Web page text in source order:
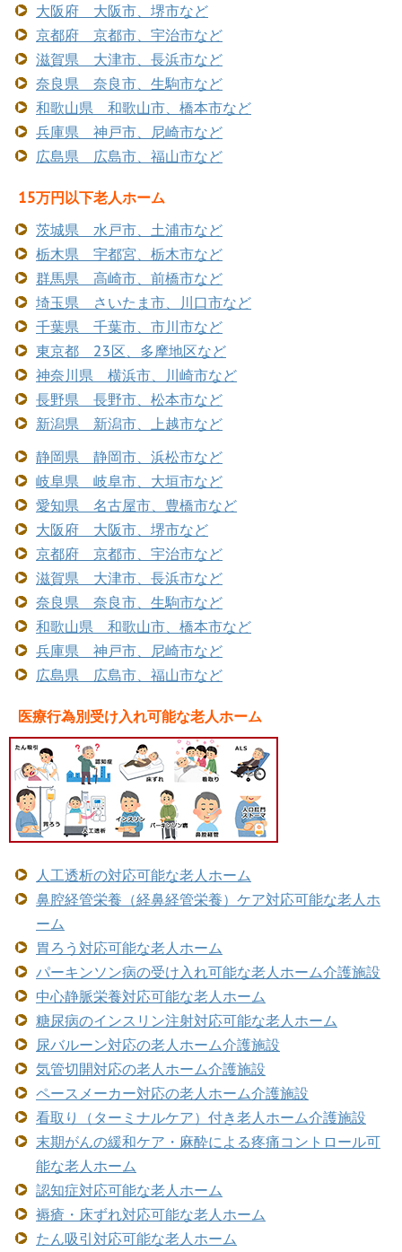
大阪府 大阪市、堺市など
京都府 京都市、宇治市など
滋賀県 大津市、長浜市など
奈良県 奈良市、生駒市など
和歌山県 和歌山市、橋本市など
兵庫県 神戸市、尼崎市など
広島県 広島市、福山市など
15万円以下老人ホーム
茨城県 水戸市、土浦市など
栃木県 宇都宮、栃木市など
群馬県 高崎市、前橋市など
埼玉県 さいたま市、川口市など
千葉県 千葉市、市川市など
東京都 23区、多摩地区など
神奈川県 横浜市、川崎市など
長野県 長野市、松本市など
新潟県 新潟市、上越市など
静岡県 静岡市、浜松市など
岐阜県 岐阜市、大垣市など
愛知県 名古屋市、豊橋市など
大阪府 大阪市、堺市など
京都府 京都市、宇治市など
滋賀県 大津市、長浜市など
奈良県 奈良市、生駒市など
和歌山県 和歌山市、橋本市など
兵庫県 神戸市、尼崎市など
広島県 広島市、福山市など
医療行為別受け入れ可能な老人ホーム
人工透析の対応可能な老人ホーム
鼻腔経管栄養（経鼻経管栄養）ケア対応可能な老人ホ
ーム
胃ろう対応可能な老人ホーム
パーキンソン病の受け入れ可能な老人ホーム介護施設
中心静脈栄養対応可能な老人ホーム
糖尿病のインスリン注射対応可能な老人ホーム
尿バルーン対応の老人ホーム介護施設
気管切開対応の老人ホーム介護施設
ペースメーカー対応の老人ホーム介護施設
看取り（ターミナルケア）付き老人ホーム介護施設
末期がんの緩和ケア・麻酔による疼痛コントロール可
能な老人ホーム
認知症対応可能な老人ホーム
褥瘡・床ずれ対応可能な老人ホーム
たん吸引対応可能な老人ホーム